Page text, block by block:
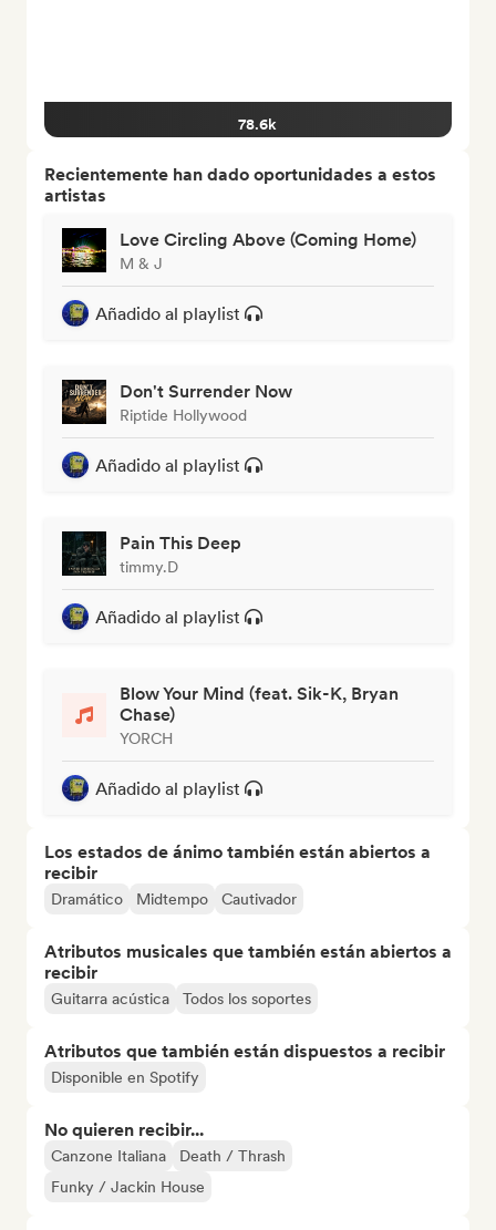
78.6k
Recientemente han dado oportunidades a estos
artistas
Love Circling Above (Coming Home)
M & J
Añadido al playlist
Don't Surrender Now
Riptide Hollywood
Añadido al playlist
Pain This Deep
timmy.D
Añadido al playlist
Blow Your Mind (feat. Sik-K, Bryan
Chase)
YORCH
Añadido al playlist
Los estados de ánimo también están abiertos a
recibir
Dramático Midtempo Cautivador
Atributos musicales que también están abiertos a
recibir
Guitarra acústica Todos los soportes
Atributos que también están dispuestos a recibir
Disponible en Spotify
No quieren recibir...
Canzone Italiana
Death / Thrash
Funky / Jackin House